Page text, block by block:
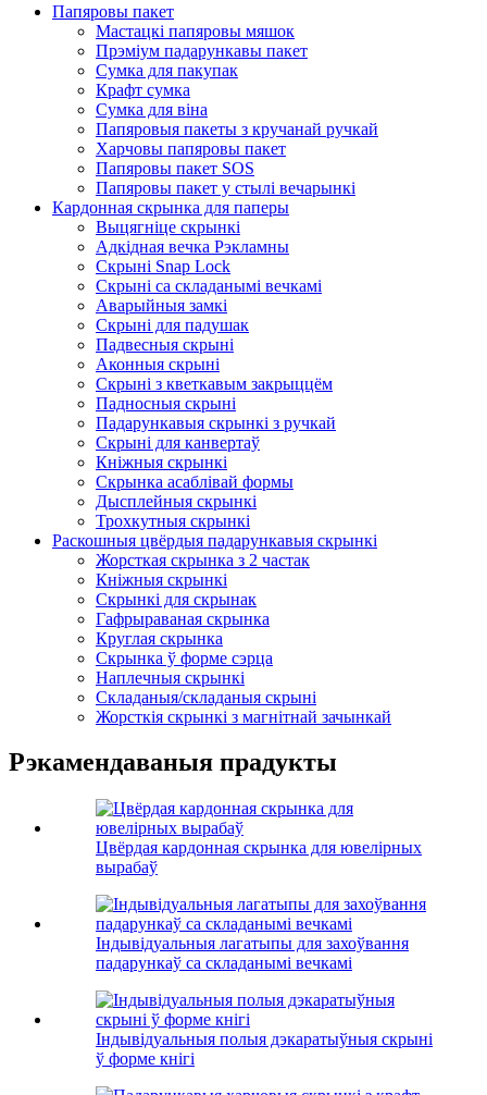
Папяровы пакет
Мастацкі папяровы мяшок
Прэміум падарункавы пакет
Сумка для пакупак
Крафт сумка
Сумка для віна
Папяровыя пакеты з кручанай ручкай
Харчовы папяровы пакет
Папяровы пакет SOS
Папяровы пакет у стылі вечарынкі
Кардонная скрынка для паперы
Выцягніце скрынкі
Адкідная вечка Рэкламны
Скрыні Snap Lock
Скрыні са складанымі вечкамі
Аварыйныя замкі
Скрыні для падушак
Падвесныя скрыні
Аконныя скрыні
Скрыні з кветкавым закрыццём
Падносныя скрыні
Падарункавыя скрынкі з ручкай
Скрыні для канвертаў
Кніжныя скрынкі
Скрынка асаблівай формы
Дысплейныя скрынкі
Трохкутныя скрынкі
Раскошныя цвёрдыя падарункавыя скрынкі
Жорсткая скрынка з 2 частак
Кніжныя скрынкі
Скрынкі для скрынак
Гафрыраваная скрынка
Круглая скрынка
Скрынка ў форме сэрца
Наплечныя скрынкі
Складаныя/складаныя скрыні
Жорсткія скрынкі з магнітнай зачынкай
Рэкамендаваныя прадукты
Цвёрдая кардонная скрынка для ювелірных
вырабаў
Індывідуальныя лагатыпы для захоўвання
падарункаў са складанымі вечкамі
Індывідуальныя полыя дэкаратыўныя скрыні
ў форме кнігі